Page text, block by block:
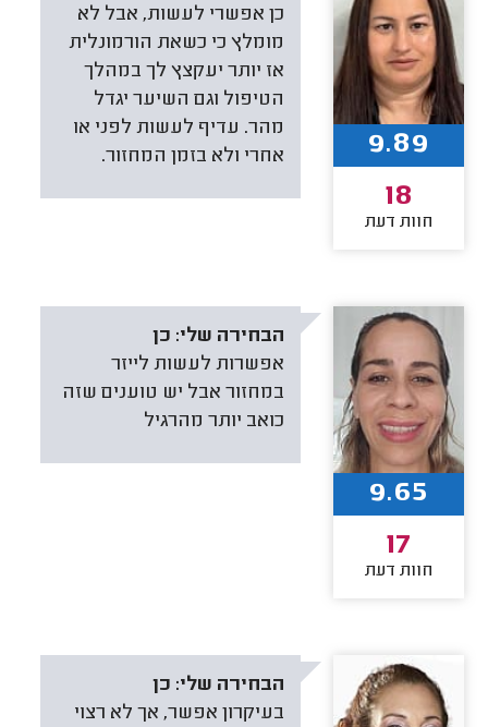
כן אפשרי לעשות, אבל לא
מומלץ כי כשאת הורמונלית
אז יותר יעקצץ לך במהלך
הטיפול וגם השיער יגדל
מהר. עדיף לעשות לפני או
אחרי ולא בזמן המחזור.
9.89
18
חוות דעת
הבחירה שלי: כן
אפשרות לעשות לייזר
במחזור אבל יש טוענים שזה
כואב יותר מהרגיל
9.65
17
חוות דעת
הבחירה שלי: כן
בעיקרון אפשר, אך לא רצוי